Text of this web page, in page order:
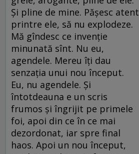
Și pline de mine. Pășesc atent
printre ele, să nu explodeze.
Mă gîndesc ce invenţie
minunată sînt. Nu eu,
agendele. Mereu îţi dau
senzaţia unui nou început.
Eu, nu agendele. Şi
întotdeauna e un scris
frumos şi îngrijit pe primele
foi, apoi din ce în ce mai
dezordonat, iar spre final
haos. Apoi un nou început,